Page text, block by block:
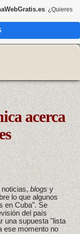
acerca
noticias,blogsy
lo que algunos
en Cuba". Se
del país
una supuesta "lista
ese momento no
. ¿Quieres